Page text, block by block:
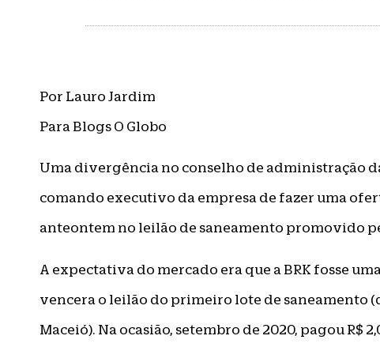
Por Lauro Jardim
Para Blogs O Globo
Uma divergência no conselho de administração
comando executivo da empresa de fazer uma
anteontem no leilão de saneamento promovido
A expectativa do mercado era que a BRK fosse
vencera o leilão do primeiro lote de saneamento
Maceió). Na ocasião, setembro de 2020, pagou R$